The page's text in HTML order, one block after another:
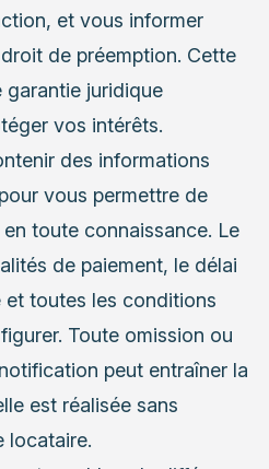
et vous informer
de préemption. Cette
juridique
vos intérêts.
des informations
vous permettre de
toute connaissance. Le
de paiement, le délai
toutes les conditions
Toute omission ou
peut entraîner la
est réalisée sans
locataire.